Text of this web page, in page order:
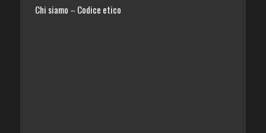
Chi siamo – Codice etico